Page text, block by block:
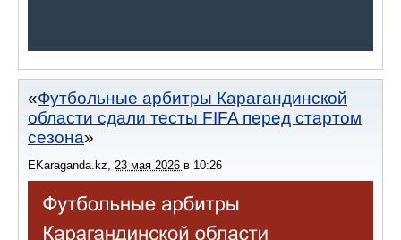
Футбольные арбитры Карагандинской
области сдали тесты FIFA перед стартом
сезона
EKaraganda.kz 23 мая 2026 в 10:26